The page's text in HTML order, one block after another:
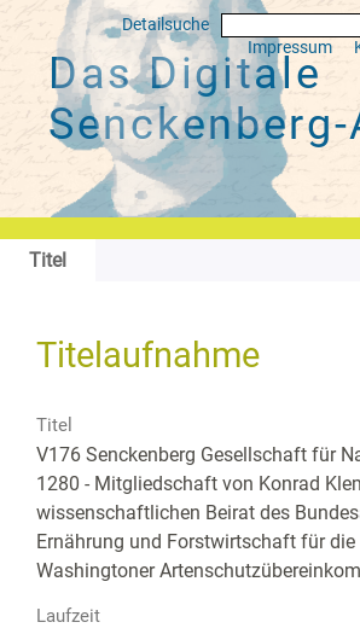
Detailsuche
Impressum
Das Digitale
Titel
Titelaufnahme
Titel
V176 Senckenberg Gesellschaft für
1280 - Mitgliedschaft von Konrad
wissenschaftlichen Beirat des
Ernährung und Forstwirtschaft für
Washingtoner
Laufzeit